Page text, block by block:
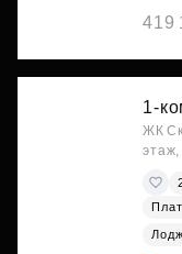
419
1-
ЖК